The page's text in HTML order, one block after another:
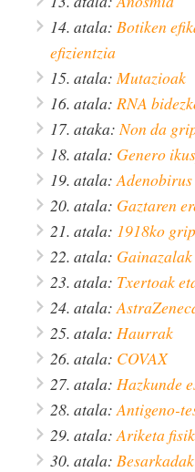
14. atala: Botiken
efizientzia
15. atala:Mutazioak
16. atala: RNA
17. ataka:Non da
18. atala: Genero
19. atala:
20. atala: Gaztaren
21. atala: 1918ko
22. atala: Gainazalak
23. atala: Txertoak
24. atala:
25. atala: Haurrak
26. atala: COVAX
27. atala: Hazkunde
28. atala:Antigeno-
29. atala:Ariketa
30. atala: Besarkadak